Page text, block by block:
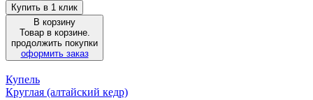
Купить в 1 клик
В корзину
Товар в корзине.
продолжить покупки
оформить заказ
Купель
Круглая (алтайский кедр)